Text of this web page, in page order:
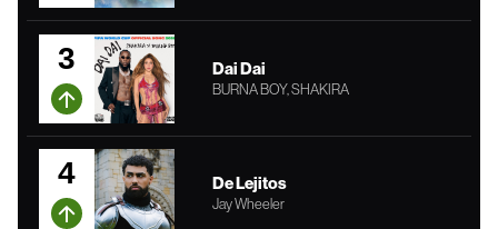
3 Dai Dai
BURNA BOY, SHAKIRA
4 De Lejitos
Jay Wheeler